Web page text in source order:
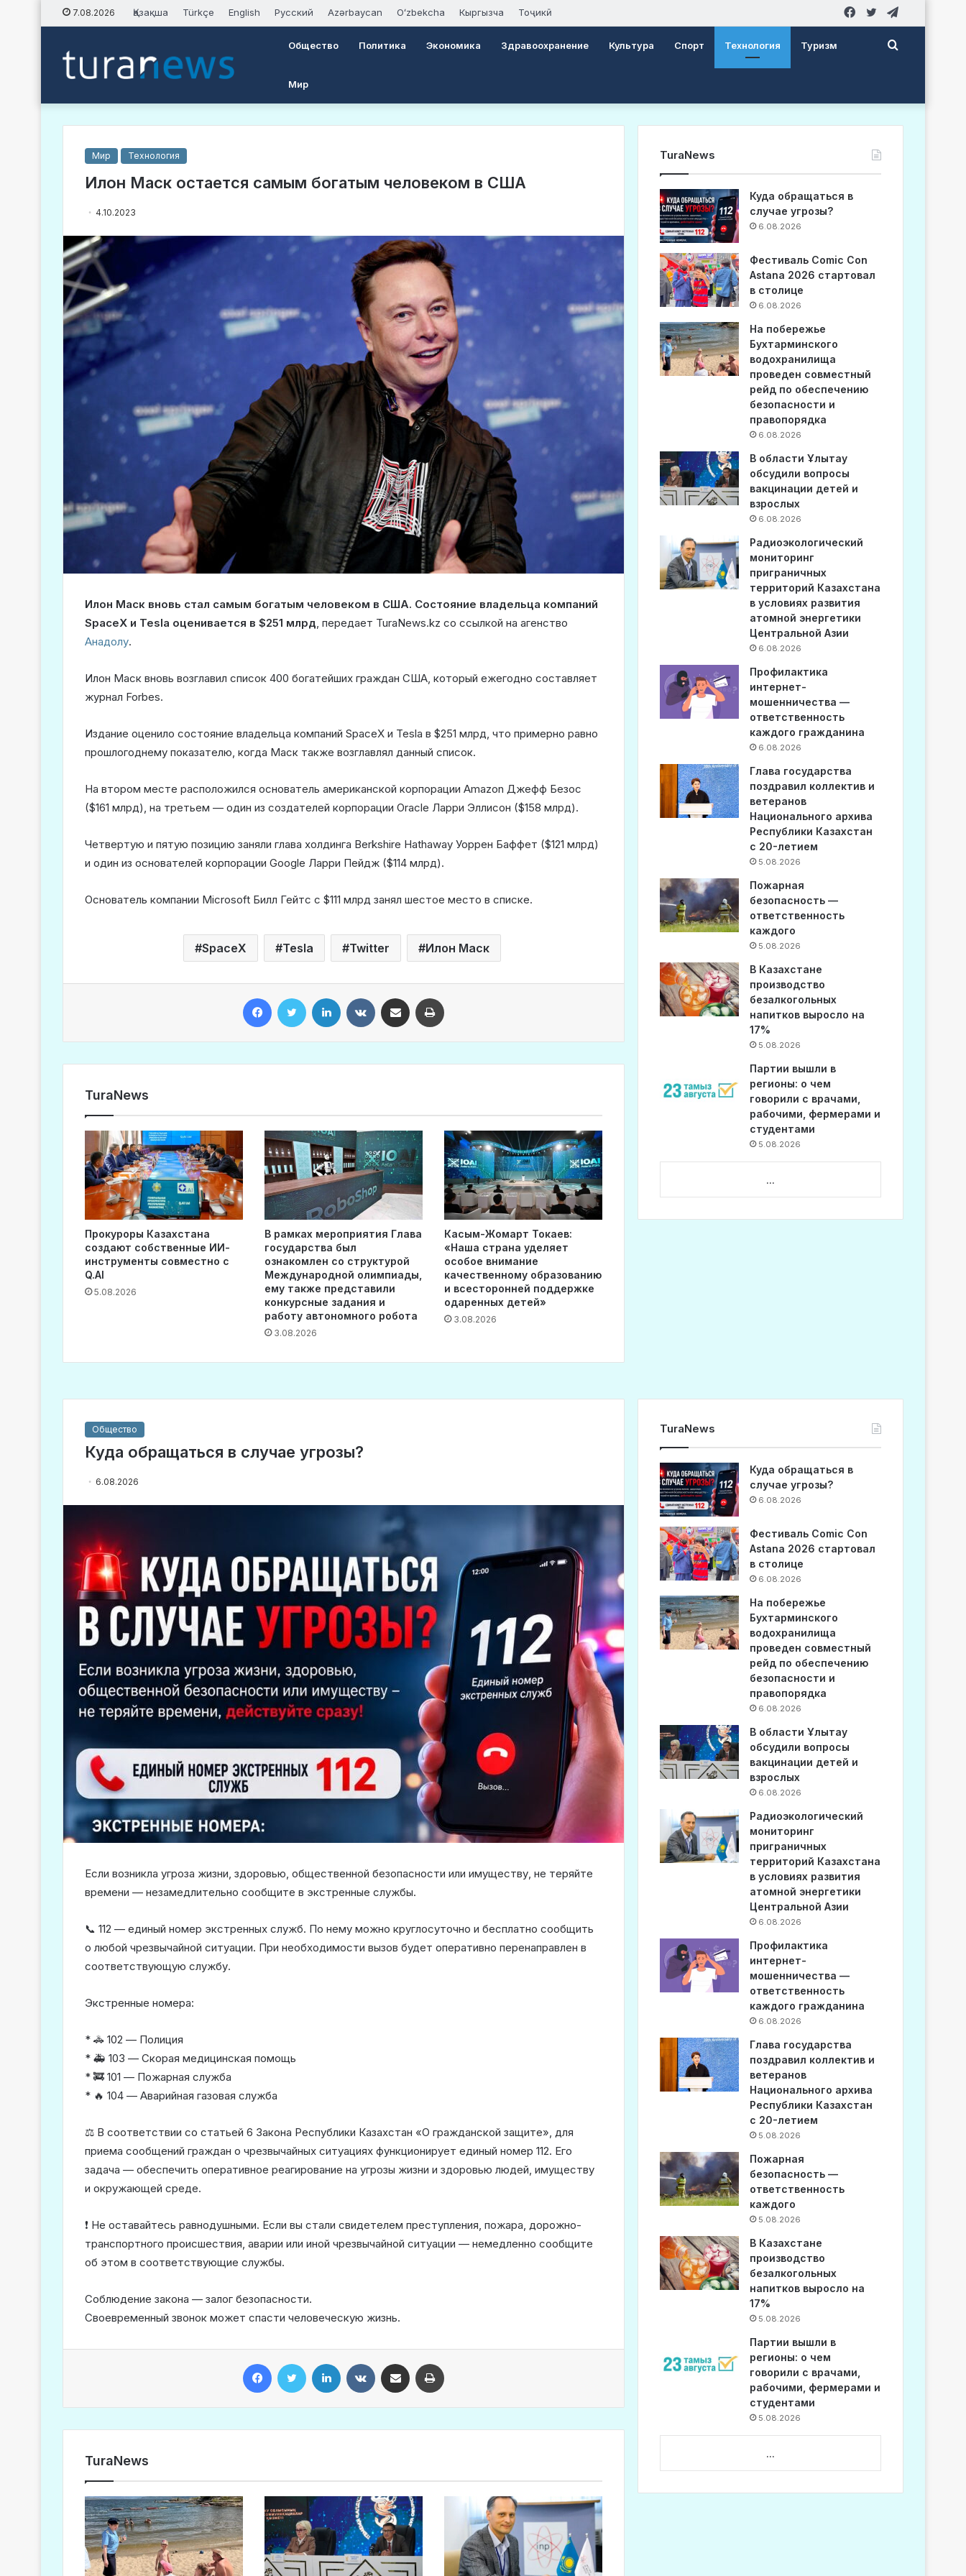
7.08.2026 Қазақша Türkçe English Русский Azərbaycan Oʻzbekcha Кыргызча Тоҷикӣ Twitter
Facebook
Общество Политика Экономика Здравоохранение Культура Спорт Технология Туризм
Мир
Search
Мир Технология
Илон Маск остается самым богатым человеком в США
4.10.2023
Илон Маск вновь стал самым богатым человеком в США. Состояние владельца компаний
SpaceX и Tesla оценивается в $251 млрд, передает TuraNews.kz со ссылкой на агенство
Анадолу.
Илон Маск вновь возглавил список 400 богатейших граждан США, который ежегодно составляет
журнал Forbes.
Издание оценило состояние владельца компаний SpaceX и Tesla в $251 млрд, что примерно равно
прошлогоднему показателю, когда Маск также возглавлял данный список.
На втором месте расположился основатель американской корпорации Amazon Джефф Безос
($161 млрд), на третьем — один из создателей корпорации Oracle Ларри Эллисон ($158 млрд).
Четвертую и пятую позицию заняли глава холдинга Berkshire Hathaway Уоррен Баффет ($121 млрд)
и один из основателей корпорации Google Ларри Пейдж ($114 млрд).
Основатель компании Microsoft Билл Гейтс с $111 млрд занял шестое место в списке.
SpaceX Tesla Twitter Илон Маск
TuraNews
Прокуроры Казахстана
создают собственные ИИ-
инструменты совместно с
Q.AI
5.08.2026
В рамках мероприятия Глава
государства был
ознакомлен со структурой
Международной олимпиады,
ему также представили
конкурсные задания и
работу автономного робота
3.08.2026
Касым-Жомарт Токаев:
«Наша страна уделяет
особое внимание
качественному образованию
и всесторонней поддержке
одаренных детей»
3.08.2026
TuraNews
Куда обращаться в
случае угрозы?
6.08.2026
Фестиваль Comic Con
Astana 2026 стартовал
в столице
6.08.2026
На побережье
Бухтарминского
водохранилища
проведен совместный
рейд по обеспечению
безопасности и
правопорядка
6.08.2026
В области Ұлытау
обсудили вопросы
вакцинации детей и
взрослых
6.08.2026
Радиоэкологический
мониторинг
приграничных
территорий Казахстана
в условиях развития
атомной энергетики
Центральной Азии
6.08.2026
Профилактика
интернет-
мошенничества —
ответственность
каждого гражданина
6.08.2026
Глава государства
поздравил коллектив и
ветеранов
Национального архива
Республики Казахстан
с 20-летием
5.08.2026
Пожарная
безопасность —
ответственность
каждого
5.08.2026
В Казахстане
производство
безалкогольных
напитков выросло на
17%
5.08.2026
Партии вышли в
регионы: о чем
говорили с врачами,
рабочими, фермерами и
студентами
5.08.2026
...